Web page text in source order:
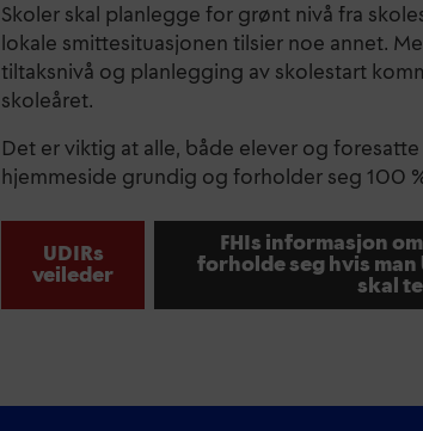
Skoler skal planlegge for grønt nivå fra
lokale smittesituasjonen tilsier noe annet.
tiltaksnivå og planlegging av skolestart
skoleåret.
Det er viktig at alle, både elever og
hjemmeside grundig og forholder seg 100
UDIRs
veileder
FHIs informasjon
forholde seg hvis man
skal